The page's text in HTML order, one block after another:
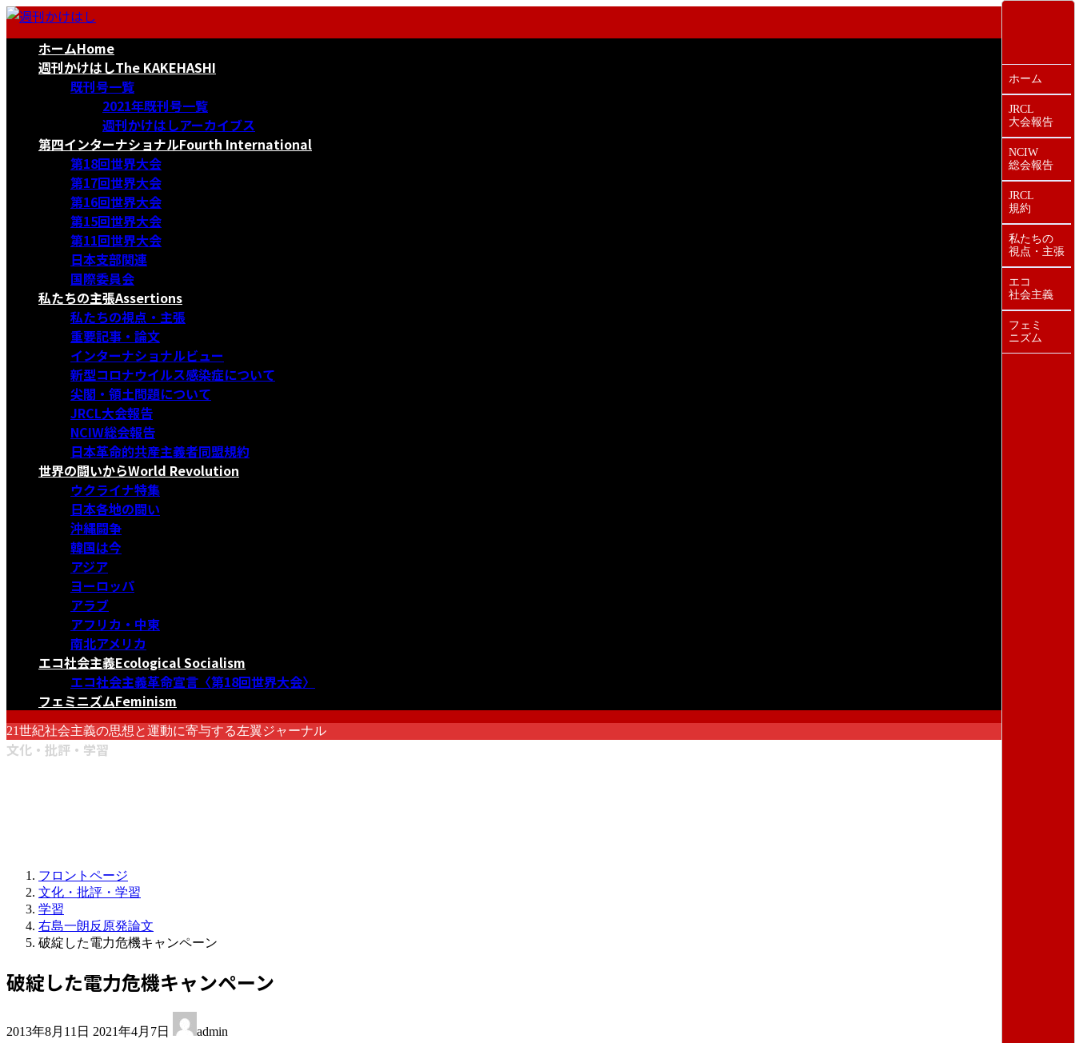
コ
ナ
ホームHome
週刊かけはしThe KAKEHASHI
既刊号一覧
2021年既刊号一覧
週刊かけはしアーカイブス
第四インターナショナルFourth International
第18回世界大会
第17回世界大会
第16回世界大会
第15回世界大会
第11回世界大会
日本支部関連
国際委員会
私たちの主張Assertions
私たちの視点・主張
重要記事・論文
インターナショナルビュー
新型コロナウイルス感染症について
尖閣・領土問題について
JRCL大会報告
NCIW総会報告
日本革命的共産主義者同盟規約
世界の闘いからWorld Revolution
ウクライナ特集
日本各地の闘い
沖縄闘争
韓国は今
アジア
ヨーロッパ
アラブ
アフリカ・中東
南北アメリカ
エコ社会主義Ecological Socialism
エコ社会主義革命宣言〈第18回世界大会〉
フェミニズムFeminism
21世紀社会主義の思想と運動に寄与する左翼ジャーナル
文化・批評・学習
フロントページ
文化・批評・学習
学習
右島一朗反原発論文
破綻した電力危機キャンペーン
破綻した電力危機キャンペーン
2013年8月11日 終
2021年4月7日 admin
ホーム
JRCL
大会報告
NCIW
総会報告
JRCL
規約
私たちの
視点・主張
エコ
社会主義
フェミ
ニズム